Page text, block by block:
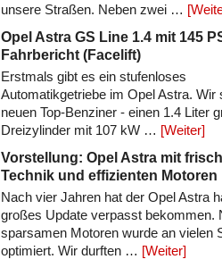
unsere Straßen. Neben zwei …
Opel Astra GS Line 1.4 mit 145
Fahrbericht (Facelift)
Erstmals gibt es ein stufenloses
Automatikgetriebe im Opel Astra. Wir
neuen Top-Benziner - einen 1.4 Liter
Dreizylinder mit 107 kW … [Weiter]
Vorstellung: Opel Astra mit
Technik und effizienten Motoren
Nach vier Jahren hat der Opel Astra
großes Update verpasst bekommen.
sparsamen Motoren wurde an vielen
optimiert. Wir durften … [Weiter]